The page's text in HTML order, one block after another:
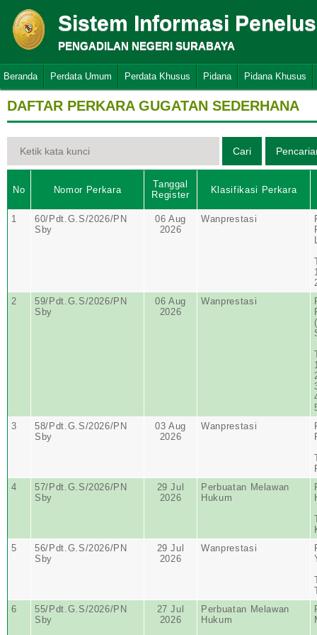
Sistem Informasi
PENGADILAN NEGERI SURABAYA
Beranda Perdata Umum Perdata Khusus Pidana Pidana Khusus
DAFTAR PERKARA GUGATAN SEDERHANA
No Nomor Perkara
Tanggal
Register
Klasifikasi Perkara
1
60/Pdt.G.S/2026/PN
Sby
06 Aug
2026
Wanprestasi
2
59/Pdt.G.S/2026/PN
Sby
06 Aug
2026
Wanprestasi
3
58/Pdt.G.S/2026/PN
Sby
03 Aug
2026
Wanprestasi
4
57/Pdt.G.S/2026/PN
Sby
29 Jul
2026
Perbuatan Melawan
Hukum
5
56/Pdt.G.S/2026/PN
Sby
29 Jul
2026
Wanprestasi
6
55/Pdt.G.S/2026/PN
Sby
27 Jul
2026
Perbuatan Melawan
Hukum